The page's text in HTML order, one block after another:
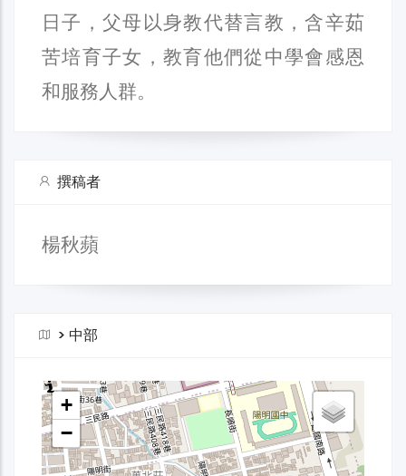
日子，父母以身教代替言教，含辛茹
苦培育子女，教育他們從中學會感恩
和服務人群。
撰稿者
楊秋蘋
> 中部